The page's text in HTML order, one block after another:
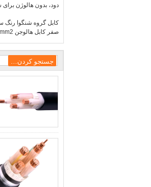
دود، بدون هالوژن
کابل گروه شنگوا رنگ